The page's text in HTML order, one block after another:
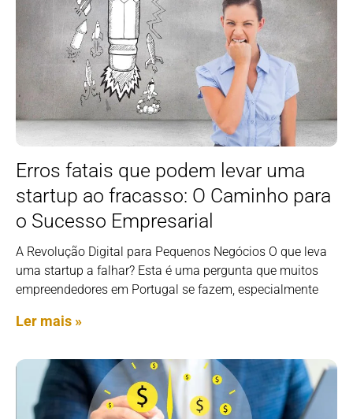
Erros fatais que podem levar uma
startup ao fracasso: O Caminho para
o Sucesso Empresarial
A Revolução Digital para Pequenos Negócios O que leva
uma startup a falhar? Esta é uma pergunta que muitos
empreendedores em Portugal se fazem, especialmente
Ler mais »